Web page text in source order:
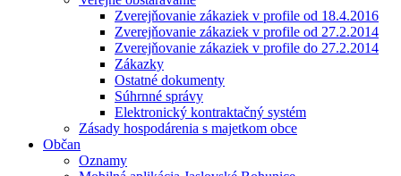
Zverejňovanie zákaziek v profile od 18.4.2016
Zverejňovanie zákaziek v profile od 27.2.2014
Zverejňovanie zákaziek v profile do 27.2.2014
Zákazky
Ostatné dokumenty
Súhrnné správy
Elektronický kontraktačný systém
Zásady hospodárenia s majetkom obce
Občan
Oznamy